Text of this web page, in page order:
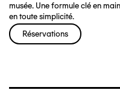
musée. Une formule clé en
en toute simplicité.
Réservations